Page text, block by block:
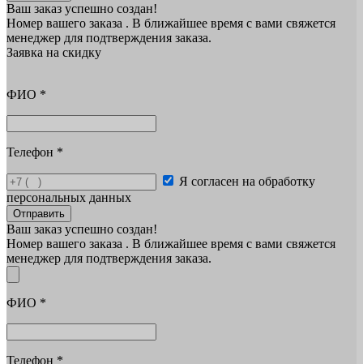
Ваш заказ успешно создан!
Номер вашего заказа . В ближайшее время с вами свяжется
менеджер для подтверждения заказа.
Заявка на скидку
ФИО *
Телефон *
Я согласен на обработку
персональных данных
Отправить
Ваш заказ успешно создан!
Номер вашего заказа . В ближайшее время с вами свяжется
менеджер для подтверждения заказа.
ФИО *
Телефон *